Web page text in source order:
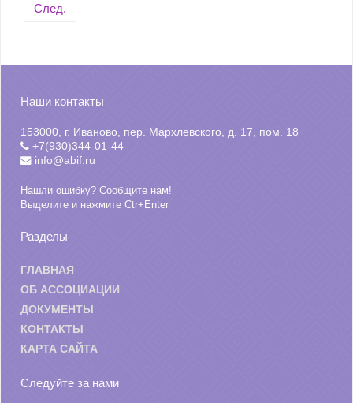
След.
Наши контакты
153000, г. Иваново, пер. Мархлевского, д. 17, пом. 18
+7(930)344-01-44
info@abif.ru
Нашли ошибку? Сообщите нам!
Выделите и нажмите Ctr+Enter
Разделы
ГЛАВНАЯ
ОБ АССОЦИАЦИИ
ДОКУМЕНТЫ
КОНТАКТЫ
КАРТА САЙТА
Следуйте за нами